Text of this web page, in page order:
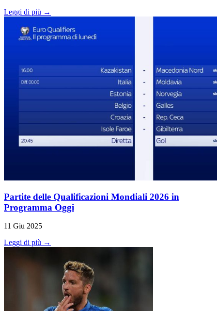
Leggi di più →
Partite delle Qualificazioni Mondiali 2026 in
Programma Oggi
11 Giu 2025
Leggi di più →